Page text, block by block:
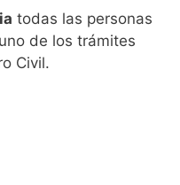
todas las personas
de los trámites
Civil.​